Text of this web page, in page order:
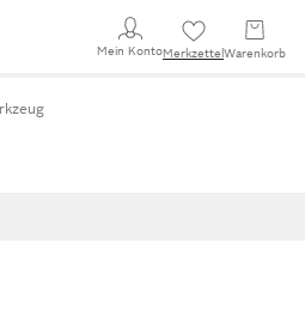
Mein KontoMerkzettel Warenkorb